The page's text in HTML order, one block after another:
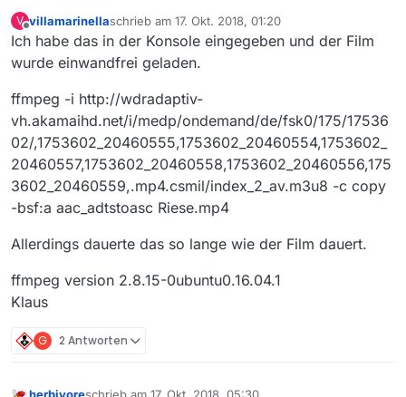
V
Offline
villamarinellaschrieb am 17. Okt. 2018, 01:20
zuletzt editiert von
Ich habe das in der Konsole eingegeben und der Film
wurde einwandfrei geladen.
ffmpeg -i http://wdradaptiv-
vh.akamaihd.net/i/medp/ondemand/de/fsk0/175/17536
02/,1753602_20460555,1753602_20460554,1753602_
20460557,1753602_20460558,1753602_20460556,175
3602_20460559,.mp4.csmil/index_2_av.m3u8 -c copy
-bsf:a aac_adtstoasc Riese.mp4
Allerdings dauerte das so lange wie der Film dauert.
ffmpeg version 2.8.15-0ubuntu0.16.04.1
Klaus
G 2 Antworten